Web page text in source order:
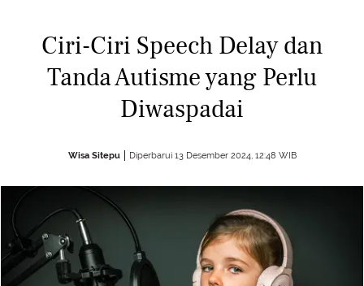
Ciri-Ciri Speech Delay dan
Tanda Autisme yang Perlu
Diwaspadai
Wisa Sitepu Diperbarui 13 Desember 2024, 12:48 WIB